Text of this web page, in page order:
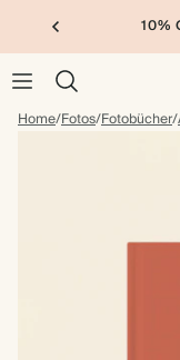
10%
Home/Fotos/Fotobücher/